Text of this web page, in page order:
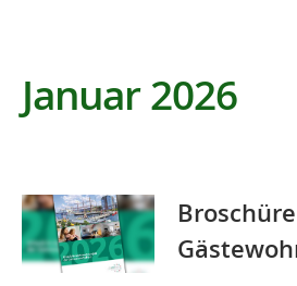
Januar 2026
Broschüre